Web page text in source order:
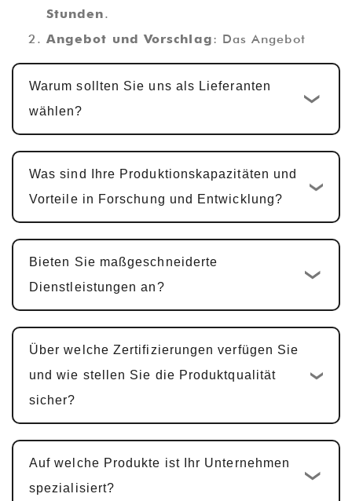
Stunden.
Angebot und Vorschlag: Das Angebot
wird innerhalb von abgeschlossen1-2
Werktage, zusammen mit einem
technischen Vorschlag.
Kundenspezifisches Design und
Werktage. Für multifunktionale PCBA-
Produkte, einschließlich Hardware-Design,
PCBA-Design und Software-Entwicklung,
beträgt der Zyklus typischerweise25-30
dauert in der Regel5-7 Werktage, mit
Anpassungen basierend auf Feedback.
Massenproduktion und
Warum sollten Sie uns als Lieferanten
wählen?
Was sind Ihre Produktionskapazitäten und
Vorteile in Forschung und Entwicklung?
Bieten Sie maßgeschneiderte
Dienstleistungen an?
Über welche Zertifizierungen verfügen Sie
und wie stellen Sie die Produktqualität
sicher?
Auf welche Produkte ist Ihr Unternehmen
spezialisiert?